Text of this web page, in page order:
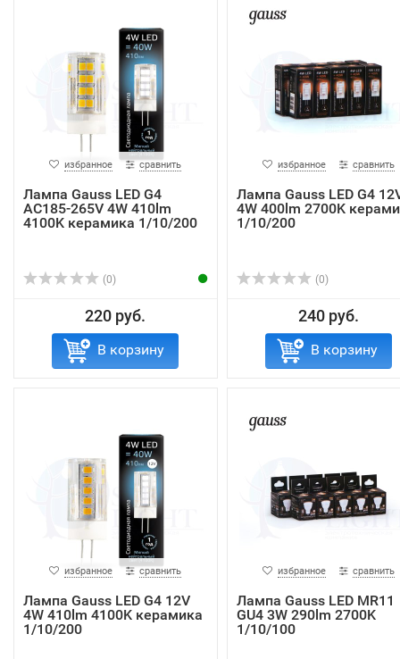
избранное сравнить
Лампа Gauss LED G4
AC185-265V 4W 410lm
4100K керамика 1/10/200
(0)
220 руб.
В корзину
избранное сравнить
Лампа Gauss LED G4
4W 400lm 2700K
1/10/200
(0)
240 руб.
В корзину
избранное сравнить
Лампа Gauss LED G4 12V
4W 410lm 4100K керамика
1/10/200
избранное сравнить
Лампа Gauss LED MR11
GU4 3W 290lm 2700K
1/10/100